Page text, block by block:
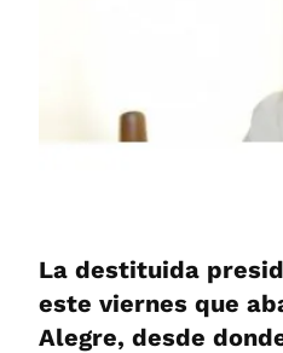
La destituida
este viernes que
Alegre, desde